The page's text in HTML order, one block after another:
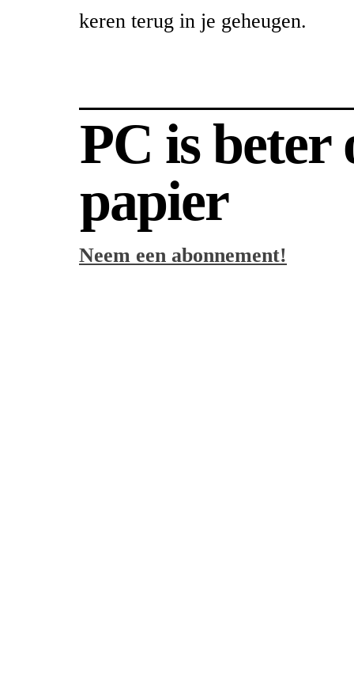
keren terug in je geheugen.
PC is beter
papier
Neem een abonnement!